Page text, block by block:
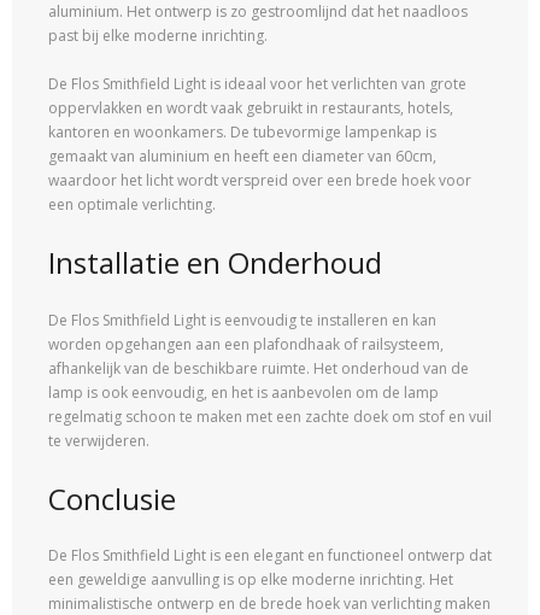
aluminium. Het ontwerp is zo gestroomlijnd dat het naadloos
past bij elke moderne inrichting.
De Flos Smithfield Light is ideaal voor het verlichten van grote
oppervlakken en wordt vaak gebruikt in restaurants, hotels,
kantoren en woonkamers. De tubevormige lampenkap is
gemaakt van aluminium en heeft een diameter van 60cm,
waardoor het licht wordt verspreid over een brede hoek voor
een optimale verlichting.
Installatie en Onderhoud
De Flos Smithfield Light is eenvoudig te installeren en kan
worden opgehangen aan een plafondhaak of railsysteem,
afhankelijk van de beschikbare ruimte. Het onderhoud van de
lamp is ook eenvoudig, en het is aanbevolen om de lamp
regelmatig schoon te maken met een zachte doek om stof en vuil
te verwijderen.
Conclusie
De Flos Smithfield Light is een elegant en functioneel ontwerp dat
een geweldige aanvulling is op elke moderne inrichting. Het
minimalistische ontwerp en de brede hoek van verlichting maken